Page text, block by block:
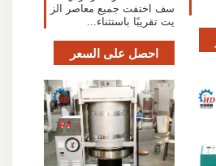
سف اختفت جميع معاصر الز
يت تقريبًا باستثناء...
احصل على السعر